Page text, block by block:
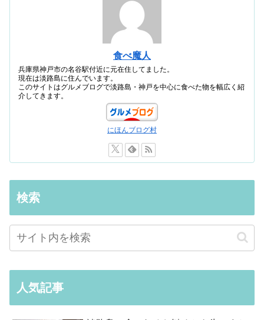
食べ魔人
兵庫県神戸市の名谷駅付近に元在住してました。
現在は淡路島に住んでいます。
このサイトはグルメブログで淡路島・神戸を中心に食べた物を幅広く紹
介してきます。
にほんブログ村
検索
人気記事